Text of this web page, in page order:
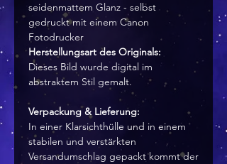
seidenmattem Glanz - selbst
gedruckt mit einem Canon
Fotodrucker
Herstellungsart des Originals:
Dieses Bild wurde digital im
abstraktem Stil gemalt.
Verpackung & Lieferung:
In einer Klarsichthülle und in einem
stabilen und verstärkten
Versandumschlag gepackt kommt der